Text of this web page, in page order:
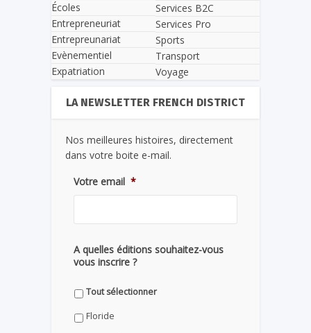
Écoles
Entrepreneuriat
Entrepreunariat
Evènementiel
Expatriation
Services B2C
Services Pro
Sports
Transport
Voyage
LA NEWSLETTER FRENCH DISTRICT
Nos meilleures histoires, directement
dans votre boite e-mail.
Votre email *
A quelles éditions souhaitez-vous
vous inscrire ?
Tout sélectionner
Floride